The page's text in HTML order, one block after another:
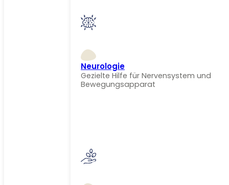
Neurologie
Gezielte Hilfe für Nervensystem und
Bewegungsapparat